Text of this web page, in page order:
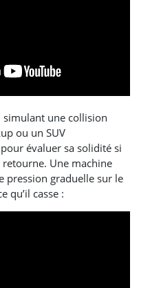
simulant une collision
ou un SUV
évaluer sa solidité si
Une machine
pression graduelle sur le
qu’il casse :